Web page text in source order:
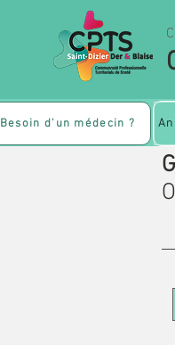
Besoin d'un médecin ?